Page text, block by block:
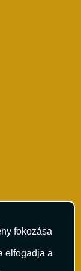
fokozása
elfogadja a